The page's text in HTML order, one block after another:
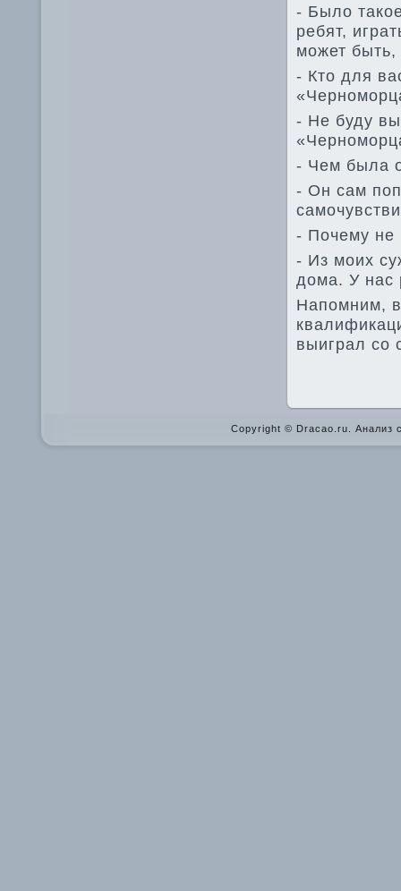
- Было
ребят,
может быть,
- Кто для
- Не буду
- Чем была
- Он сам
- Почему не
- Из моих
дома. У нас
Напомним,
выиграл со
Copyright © Dracao.ru. Анализ